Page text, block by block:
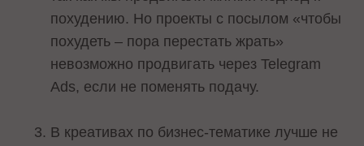
похудению. Но проекты с посылом «чтобы
похудеть – пора перестать жрать»
невозможно продвигать через Telegram
Ads, если не поменять подачу.
В креативах по бизнес-тематике лучше не